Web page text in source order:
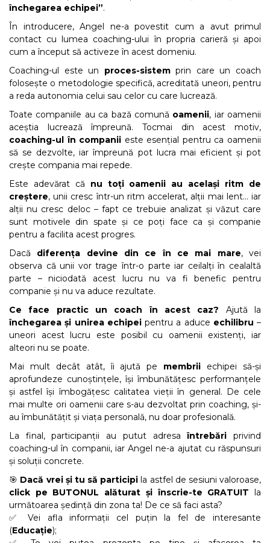
închegarea echipei”.
În introducere, Angel ne-a povestit cum a avut primul
contact cu lumea coaching-ului în propria carieră și apoi
cum a început să activeze în acest domeniu.
Coaching-ul este un proces-sistemprin care un coach
folosește o metodologie specifică, acreditată uneori, pentru
a reda autonomia celui sau celor cu care lucrează.
Toate companiile au ca bază comună oamenii, iar oamenii
aceștia lucrează împreună. Tocmai din acest motiv,
coaching-ul în companii este esențial pentru ca oamenii
să se dezvolte, iar împreună pot lucra mai eficient și pot
crește compania mai repede.
Este adevărat că nu toți oamenii au același ritm de
creștere, unii cresc într-un ritm accelerat, alții mai lent… iar
alții nu cresc deloc – fapt ce trebuie analizat și văzut care
sunt motivele din spate și ce poți face ca și companie
pentru a facilita acest progres.
Dacă diferența devine din ce în ce mai mare, vei
observa că unii vor trage într-o parte iar ceilalți în cealaltă
parte – niciodată acest lucru nu va fi benefic pentru
companie și nu va aduce rezultate.
Ce face practic un coach în acest caz? Ajută la
închegarea și unirea echipei pentru a aduce echilibru –
uneori acest lucru este posibil cu oamenii existenți, iar
alteori nu se poate.
Mai mult decât atât, îi ajută pe membrii echipei să-și
aprofundeze cunoștințele, își îmbunătățesc performanțele
și astfel își îmbogățesc calitatea vieții în general. De cele
mai multe ori oamenii care s-au dezvoltat prin coaching, și-
au îmbunătățit și viața personală, nu doar profesională.
La final, participanții au putut adresaîntrebăriprivind
coaching-ul în companii, iar Angel ne-a ajutat cu răspunsuri
și soluții concrete.
🎯 Dacă vrei și tu să participi la astfel de sesiuni valoroase,
click pe BUTONUL alăturat și înscrie-te GRATUIT la
următoarea ședință din zona ta! De ce să faci asta?
✅ Vei afla informații cel puțin la fel de interesante
(Educație);